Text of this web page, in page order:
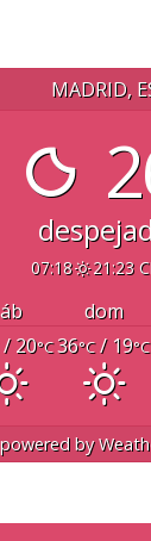
MADRID,
07:18 21:23
dom
20°C36°C/ 19°C
powered by